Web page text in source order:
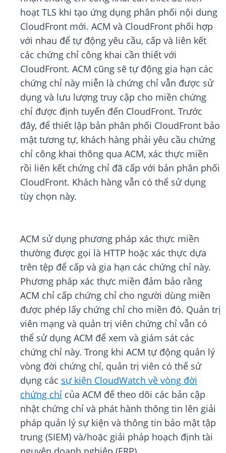
hoạt TLS khi tạo ứng dụng phân phối nội dung
CloudFront mới. ACM và CloudFront phối hợp
với nhau để tự động yêu cầu, cấp và liên kết
các chứng chỉ công khai cần thiết với
CloudFront. ACM cũng sẽ tự động gia hạn các
chứng chỉ này miễn là chứng chỉ vẫn được sử
dụng và lưu lượng truy cập cho miền chứng
chỉ được định tuyến đến CloudFront. Trước
đây, để thiết lập bản phân phối CloudFront bảo
mật tương tự, khách hàng phải yêu cầu chứng
chỉ công khai thông qua ACM, xác thực miền
rồi liên kết chứng chỉ đã cấp với bản phân phối
CloudFront. Khách hàng vẫn có thể sử dụng
tùy chọn này.
ACM sử dụng phương pháp xác thực miền
thường được gọi là HTTP hoặc xác thực dựa
trên tệp để cấp và gia hạn các chứng chỉ này.
Phương pháp xác thực miền đảm bảo rằng
ACM chỉ cấp chứng chỉ cho người dùng miền
được phép lấy chứng chỉ cho miền đó. Quản trị
viên mạng và quản trị viên chứng chỉ vẫn có
thể sử dụng ACM để xem và giám sát các
chứng chỉ này. Trong khi ACM tự động quản lý
vòng đời chứng chỉ, quản trị viên có thể sử
dụng các sự kiện CloudWatch về vòng đời
chứng chỉ của ACM để theo dõi các bản cập
nhật chứng chỉ và phát hành thông tin lên giải
pháp quản lý sự kiện và thông tin bảo mật tập
trung (SIEM) và/hoặc giải pháp hoạch định tài